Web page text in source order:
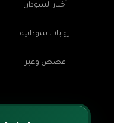
أخبار السودان
روايات سودانية
قصص وعبر